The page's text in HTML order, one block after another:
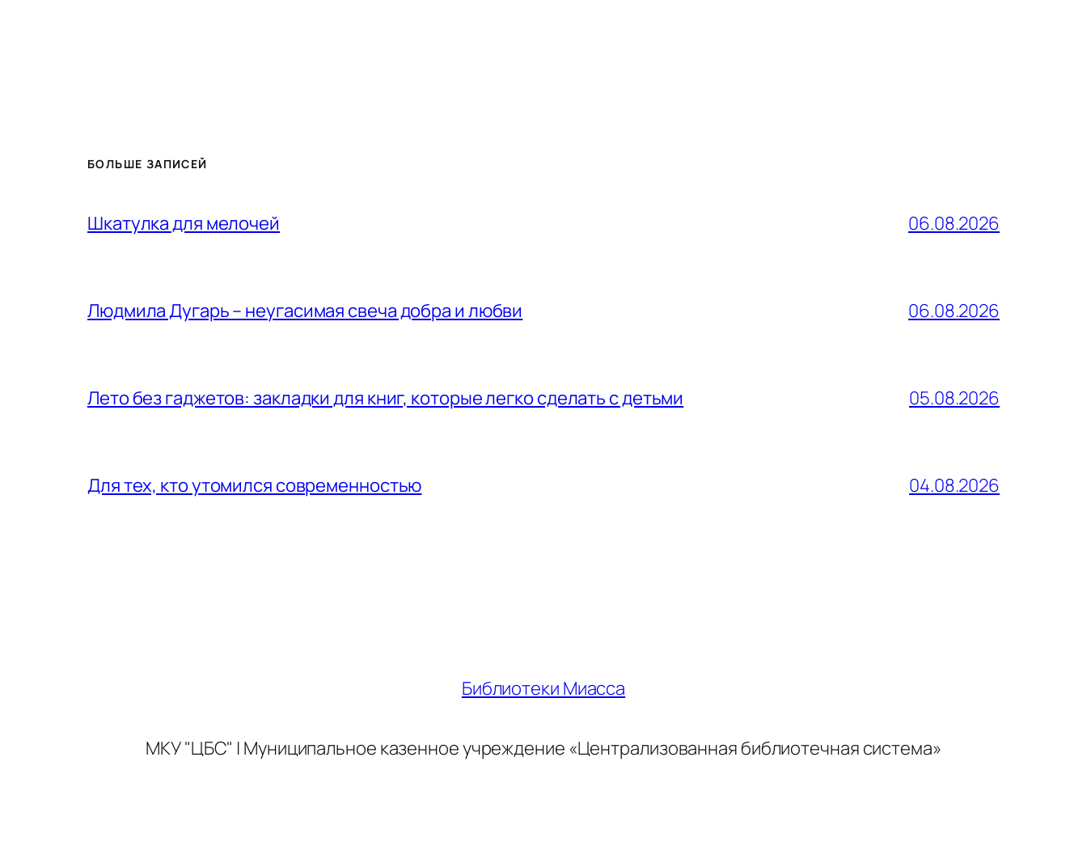
БОЛЬШЕ ЗАПИСЕЙ
Шкатулка для мелочей 06.08.2026
Людмила Дугарь – неугасимая свеча добра и любви 06.08.2026
Лето без гаджетов: закладки для книг, которые легко сделать с детьми 05.08.2026
Для тех, кто утомился современностью 04.08.2026
Библиотеки Миасса
МКУ "ЦБС" | Муниципальное казенное учреждение «Централизованная библиотечная система»